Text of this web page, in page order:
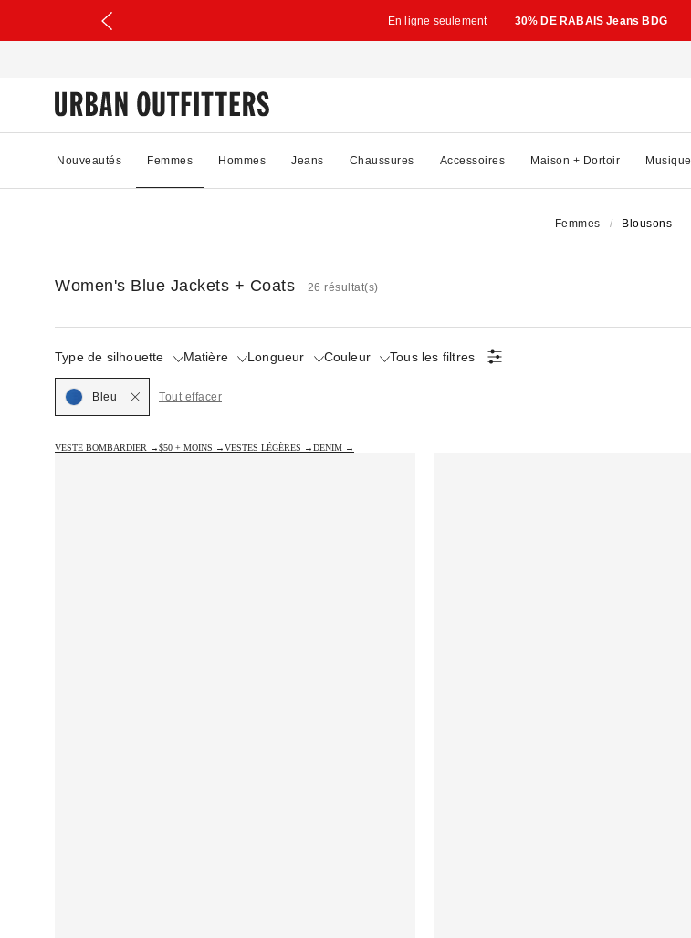
En ligne seulement 30% DE RABAIS Jeans BDG
Nouveautés Femmes Hommes Jeans Chaussures Accessoires Maison + Dortoir Musique
Femmes Blousons
Women's Blue Jackets + Coats 26 résultat(s)
Type de silhouette Matière Longueur Couleur
Selected Tous les filtres
Bleu Tout effacer
VESTE BOMBARDIER →$50 + MOINS →VESTES LÉGÈRES →DENIM →